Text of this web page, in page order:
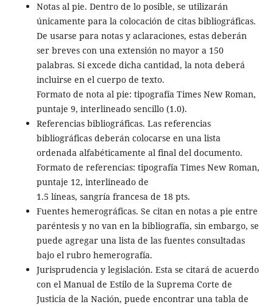
Notas al pie. Dentro de lo posible, se utilizarán
únicamente para la colocación de citas bibliográficas.
De usarse para notas y aclaraciones, estas deberán
ser breves con una extensión no mayor a 150
palabras. Si excede dicha cantidad, la nota deberá
incluirse en el cuerpo de texto.
Formato de nota al pie: tipografía Times New Roman,
puntaje 9, interlineado sencillo (1.0).
Referencias bibliográficas. Las referencias
bibliográficas deberán colocarse en una lista
ordenada alfabéticamente al final del documento.
Formato de referencias: tipografía Times New Roman,
puntaje 12, interlineado de
1.5 líneas, sangría francesa de 18 pts.
Fuentes hemerográficas. Se citan en notas a pie entre
paréntesis y no van en la bibliografía, sin embargo, se
puede agregar una lista de las fuentes consultadas
bajo el rubro hemerografía.
Jurisprudencia y legislación. Esta se citará de acuerdo
con el Manual de Estilo de la Suprema Corte de
Justicia de la Nación, puede encontrar una tabla de